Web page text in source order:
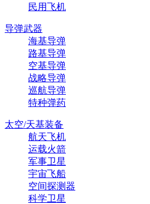
民用飞机
导弹武器
海基导弹
路基导弹
空基导弹
战略导弹
巡航导弹
特种弹药
太空/天基装备
航天飞机
运载火箭
军事卫星
宇宙飞船
空间探测器
科学卫星